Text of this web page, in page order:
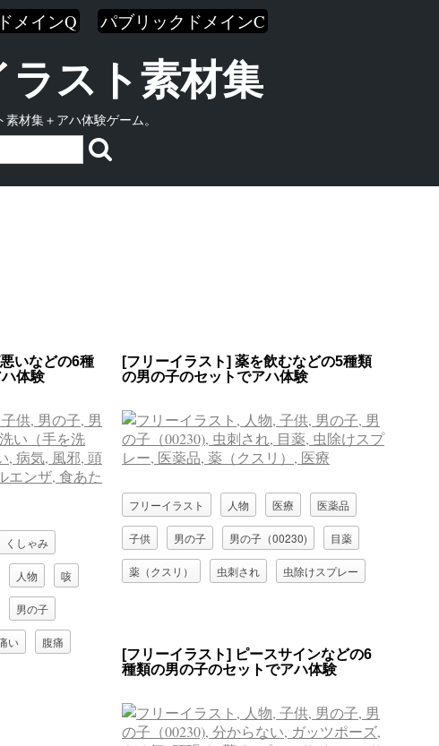
メインQ パブリックドメインC
スト素材集
材集＋アハ体験ゲーム。
いなどの6種
体験
くしゃみ
人物 咳
男の子
い 腹痛
[フリーイラスト] 薬を飲むなどの5種類
の男の子のセットでアハ体験
フリーイラスト 人物 医療 医薬品
子供 男の子 男の子（00230) 目薬
薬（クスリ） 虫刺され 虫除けスプレー
[フリーイラスト] ピースサインなどの6
種類の男の子のセットでアハ体験